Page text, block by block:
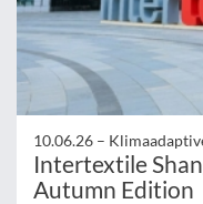
10.06.26 –
Intertextile
Autumn Edition